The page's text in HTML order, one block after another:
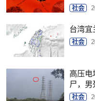
社会
台湾宜
社会
高压电
尸，
社会